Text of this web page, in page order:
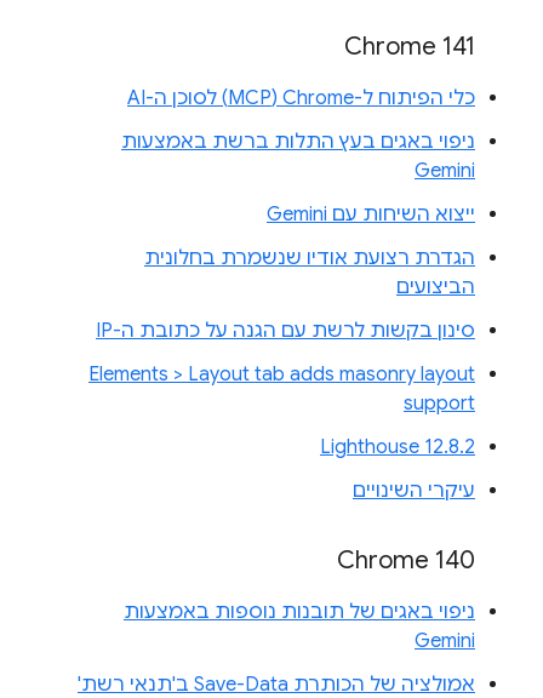
Chrome 141
כלי הפיתוח ל-Chrome‏ (MCP) לסוכן ה-AI
ניפוי באגים בעץ התלות ברשת באמצעות
Gemini
ייצוא השיחות עם Gemini
הגדרת רצועת אודיו שנשמרת בחלונית
הביצועים
סינון בקשות לרשת עם הגנה על כתובת ה-IP
Elements > Layout tab adds masonry layout
support
Lighthouse 12.8.2
עיקרי השינויים
Chrome 140
ניפוי באגים של תובנות נוספות באמצעות
Gemini
אמולציה של הכותרת Save-Data ב'תנאי רשת'